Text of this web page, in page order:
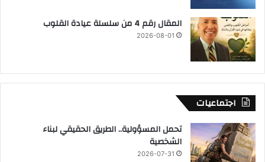
المقال رقم 4 من سلسلة عيادة القلوب
2026-08-01
اجتماعيات
تحمل المسؤولية.. الطريق الحقيقي لبناء
الشخصية
2026-07-31